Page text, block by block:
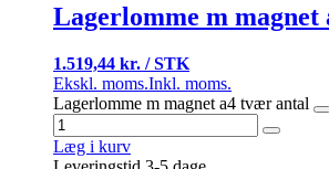
Lagerlomme m
1.519,44 kr. / STK
Ekskl. moms.Inkl. moms.
Lagerlomme m magnet a4 tvær antal
Læg i kurv